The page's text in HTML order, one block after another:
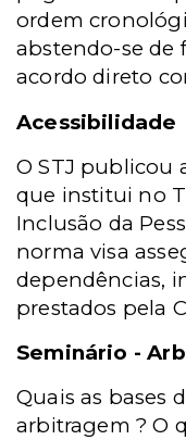
ordem
abstendo-se de
acordo direto
Acessibilidade
O STJ publicou
que institui no
Inclusão da
norma visa
dependências,
prestados pela
Seminário -
Quais as bases
arbitragem ? O